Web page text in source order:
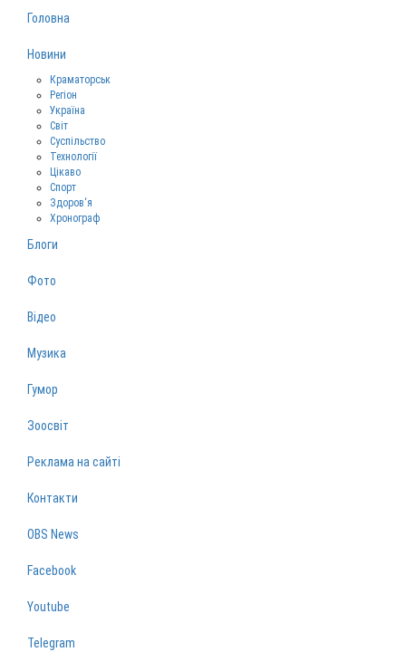
Головна
Новини
Краматорськ
Регіон
Україна
Світ
Суспільство
Технології
Цікаво
Спорт
Здоров‘я
Хронограф
Блоги
Фото
Відео
Музика
Гумор
Зоосвіт
Реклама на сайті
Контакти
OBS News
Facebook
Youtube
Telegram